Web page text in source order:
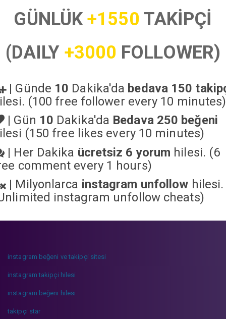
GÜNLÜK+1550 TAKİPÇİ
(DAILY +3000 FOLLOWER)
| Günde 10 Dakika'da bedava 150
(100 free follower every 10 minutes)
| Gün 10 Dakika'da Bedava 250 beğeni
(150 free likes every 10 minutes)
| Her Dakika ücretsiz 6 yorum hilesi. (6
comment every 1 hours)
| Milyonlarca instagram unfollow hilesi.
instagram unfollow cheats)
instagram beğeni ve takipçi sitesi
instagram takipçi hilesi
instagram beğeni hilesi
takipçi star